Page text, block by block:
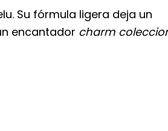
Su fórmula ligera deja un
encantador charm